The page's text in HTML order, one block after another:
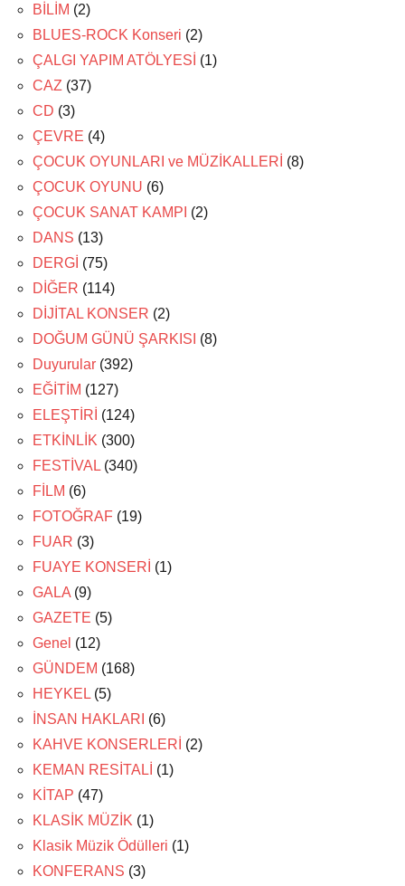
BİLİM (2)
BLUES-ROCK Konseri (2)
ÇALGI YAPIM ATÖLYESİ (1)
CAZ (37)
CD (3)
ÇEVRE (4)
ÇOCUK OYUNLARI ve MÜZİKALLERİ (8)
ÇOCUK OYUNU (6)
ÇOCUK SANAT KAMPI (2)
DANS (13)
DERGİ (75)
DİĞER (114)
DİJİTAL KONSER (2)
DOĞUM GÜNÜ ŞARKISI (8)
Duyurular (392)
EĞİTİM (127)
ELEŞTİRİ (124)
ETKİNLİK (300)
FESTİVAL (340)
FİLM (6)
FOTOĞRAF (19)
FUAR (3)
FUAYE KONSERİ (1)
GALA (9)
GAZETE (5)
Genel (12)
GÜNDEM (168)
HEYKEL (5)
İNSAN HAKLARI (6)
KAHVE KONSERLERİ (2)
KEMAN RESİTALİ (1)
KİTAP (47)
KLASİK MÜZİK (1)
Klasik Müzik Ödülleri (1)
KONFERANS (3)